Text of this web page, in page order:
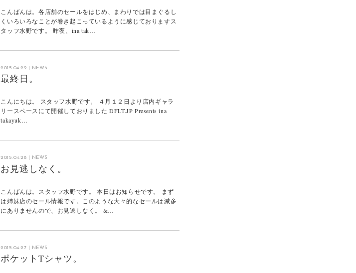
こんばんは。各店舗のセールをはじめ、まわりでは目まぐるし
くいろいろなことが巻き起こっているように感じておりますス
タッフ水野です。 昨夜、ina tak…
2015.04.29 NEWS
最終日。
こんにちは。 スタッフ水野です。 ４月１２日より店内ギャラ
リースペースにて開催しておりました DFLT.JP Presents ina
takayuk…
2015.04.28 NEWS
お見逃しなく。
こんばんは。スタッフ水野です。 本日はお知らせです。 まず
は姉妹店のセール情報です。このような大々的なセールは滅多
にありませんので、お見逃しなく。 &…
2015.04.27 NEWS
ポケットTシャツ。